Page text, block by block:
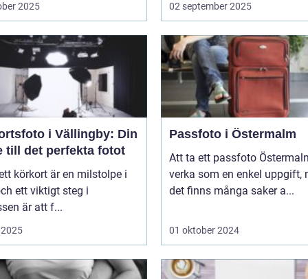
2025 02 september 2025
i Vällingby: Din
till det perfekta fotot
körkort är en milstolpe i
ett viktigt steg i
är att f...
Passfoto i Östermalm
Att ta ett passfoto
verka som en enkel uppgift,
det finns många saker a...
01 oktober 2024